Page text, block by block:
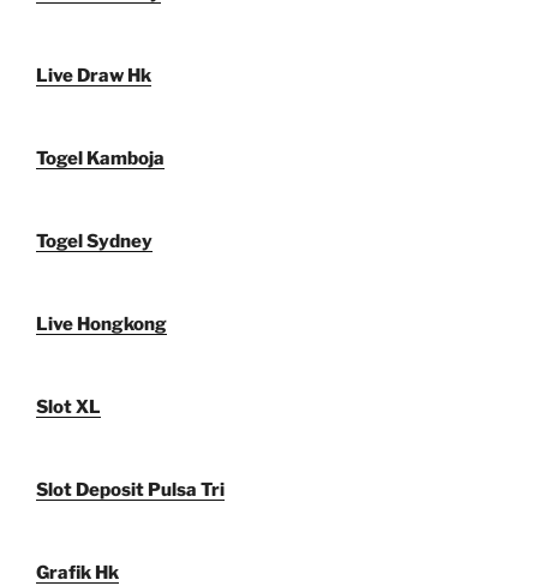
Live Draw Hk
Togel Kamboja
Togel Sydney
Live Hongkong
Slot XL
Slot Deposit Pulsa Tri
Grafik Hk